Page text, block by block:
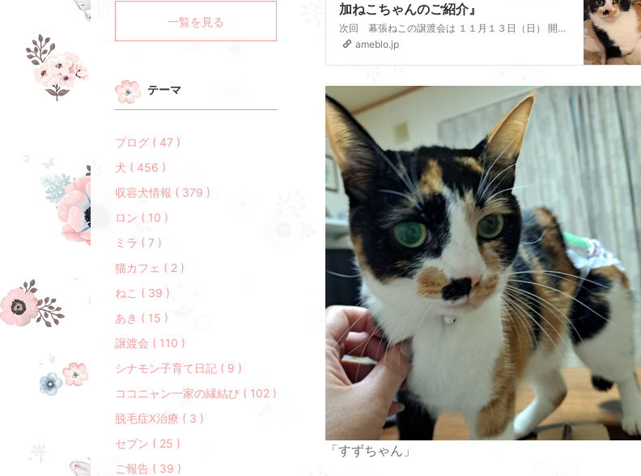
加ねこちゃんのご紹介』
次回 幕張ねこの譲渡会は １１月１３日（日） 開催場所幕張ビーンズペットクリニックさんの診察室、待合室スペースをお借りしての開催です １３：００～１６：００最…
ameblo.jp
「すずちゃん」
一覧を見る
テーマ
ブログ ( 47 )
犬 ( 456 )
収容犬情報 ( 379 )
ロン ( 10 )
ミラ ( 7 )
猫カフェ ( 2 )
ねこ ( 39 )
あき ( 15 )
譲渡会 ( 110 )
シナモン子育て日記 ( 9 )
ココニャン一家の縁結び ( 102 )
脱毛症X治療 ( 3 )
セブン ( 25 )
ご報告 ( 39 )